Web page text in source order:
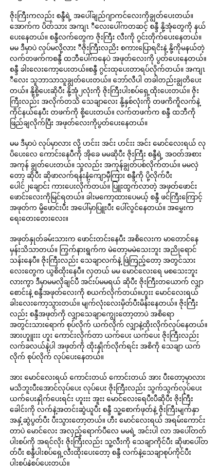
ဇိုးကြီးကလည်း စန္ဒီရဲ့ အပေါ်ချည်ဂျာကင်လေးကိုချွတ်ပေးတယ်။
အောက်က ပိတ်သား အကျၤ ီလေးပေါ်ကတဆင့် စန္ဒီ နို့အုံတွေကို နယ်
ပေးနေတယ်။ စန္ဒီလက်တွေက ဇိုးကြီး လီးကို ဂွင်းတိုက်ပေးနေတယ်။
မမ ဒီမှာပဲ လုပ်မလို့လား ီဇိုးကြီးလညိး စကားပြောရငိးနဲ့ နို့ကိုမနယ်တဲ့
လက်တဖက်ကစန္ဒီ ထဘီပေါ်ကနေပဲ အဖုတ်လေးကို ပွတ်ပေးနေတယ်။
စန္ဒီ ခါးလေးကော့ပေးတယ်။စန္ဒီ ဂွင်းထုပေးတာရပ်လိုက်တယ်။ အကျၤ
ီလေး သူဘာသာသူချွတ်ပေးတယ်။ ဘော်လီပါ တခါတည်းချွတိပေး
တယ်။ နို့စို့ပေးဆိုပီး နို့အုံ၂လုံးကို ဇိုးကြီးပါးစပ်ရှေ့ထိုးပေးတယ်။ ဇိုး
ကြီးလည်း အလိုက်တသိ သေချာလေး နို့နှစ်လုံးကို တဖကိကိူလက်နဲ့
ကိုင်နယ်နေပီး တဖက်ကို စို့ပေးတယ်။ လက်တဖက်က စန္ဒီ ထဘီကို
ဖြည်ချလိုက်ပြီး အဖုတ်လေးကိုပွတ်ပေးနေတယ်။
မမ ဒီမှာပဲ လုပ်မှာလား လို့ ဟင်းး အင်း ဟင်းး အင်း မောင်လေးရယ် လု
ပိပေးလေ ကောင်းနေပီကို အိုခေ မမဆိုပီး ဇိုးကြီး စန္ဒီရဲ့ အဝတ်အစား
အကုန် ချွတ်ပေးတယ်။ သူလည်း အကုန်ချွတ်ပစ်လိုက်တယ်။ မမလှဲ
တော့ ဆိုပီး ဆိုဖာလက်ရန်းနံ့ကျောမှီကြား စန္ဒီကို ပို့လိုက်ပီး
ပေါင်၂ချောင်း ကားပေးလိုက်တယ်။ ပြူးထွက်လာတဲ့ အဖုတ်ဖောင်း
ဖောင်းလေးကိုမြင်ရတယ်။ ခါးမကော့ထားပေမယ့် စန္ဒီ ဖင်ကြီးကြောင့်
အဖုတ်က မို့ဖောင်းပီး အပေါ်မှာပြူးပီး ပေါ်လွင်နေတယ်။ အမွှေးက
ရေးတေးတေးလေး။
အဖုတ်နှုတ်ခမ်းသားက ဖောင်းတင်းနေပီး အစိလေးက မာတောင်နေ
မှန်းသိသာတယ်။ ကြွက်နားရွက်က မဲတော့မမဲသေးဘူး အညိုရောင်
သန်းနေပီ။ ဇိုးကြီးလည်း သေချာလက်နဲ့ ဖြဲကြည့်တော့ အတွင်သား
လေးတွေက ယွစိထိုးနေပီ။ လှတယ် မမ မောင်လေးရေ မစသေးဘူး
လားကွာ ဒီမှာမမလိုချင်ပီ အင်းပ်မမရယ် ဆိုပီး ဇိုးကြီးတယောက် လျှာ
စောင်းနဲ့ စန္ဒီအဖုတ်လေးကို စယက်လိုက်တယ်။ဟူးး မောင်လေးရယ်
ခါးလေးကော့သွားတယ်။ မျက်လုံးလေးမှိတ်ပီးမိန်းနေတယ်။ ဇိုးကြီး
လည်း စန္ဒီအဖုတ်ကို လျှာသေချာကျွေးတော့တာပဲ အစိရော
အတွင်းသားရောက် စုပ်လိုက် ယက်လိုက် လျှာနဲ့ထိုးလိုက်လုပ်နေတယ်။
အားဟူူးးး ဟူး ကောင်းလိုက်တာ ယက်ပေး ယက်ပေး ဇိုးကြီးလည်း
လက်ခလယ်နဲ့ပါ အဖုတ်ကို ထိုးနှိုက်လိုက်ရင်း အစိကို သေချာ ယက်
လိုက် စုပ်လိုက် လုပ်ပေးနေတယ်။
အား မောင်လေးရယ် ကောင်းတယ် ကောင်းတယ် အား ပီးတော့မှာလား
မသိဘူးပီးအောင်လုပ်ပေး လုပ်ပေး ဇိုးကြီးလည်း သွက်သွက်လုပ်ပေး
ယက်ပေးနှိုက်ပေးရင်း ဟူးးး အူးး မောင်လေးရေပီးပီဆိုပီး ဇိုးကြီး
ခေါင်းကို လက်နဲ့အတင်းဆွဲယူပီး စန္ဒီ သူ့စောက်ဖုတ်နဲ့ ဇိုးကြီးမျက်နှာ
အနှံ့ဆွဲပွတ်ပီး ပီးသွားတော့တယ်။ ဟီး မောင်လေးရယ် အရမ်းကောင်း
တာပဲ မောင်လေး အလှည့်ရောက်ပီလေ မမရဲ့ အင်းပါ လာ အပေါ်တတ်
ပါးစပ်ကို အရင်လိုး ဇိုးကြီးလည်း သူ့လီးကို သေချာကိုင်ပီး ဆိုဖာပေါ်တ
တ်ပီး စန္ဒီပါးစပ်ရှေ့လီးထိုးပေးတော့ စန္ဒီ လက်နဲ့သေချာစုပ်ကိုင်ပီး
ပါးစပ်နဲ့စုပ်ပေးတယ်။